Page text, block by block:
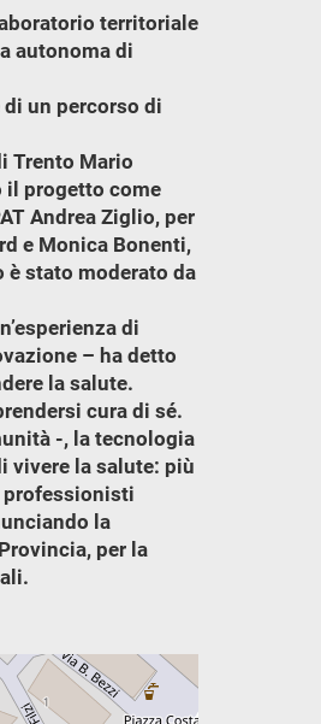
territoriale
autonoma di
un percorso di
Trento Mario
il progetto come
Andrea Ziglio, per
e Monica Bonenti,
è stato moderato da
di
– ha detto
la salute.
cura di sé.
-, la tecnologia
vivere la salute: più
professionisti
la
per la